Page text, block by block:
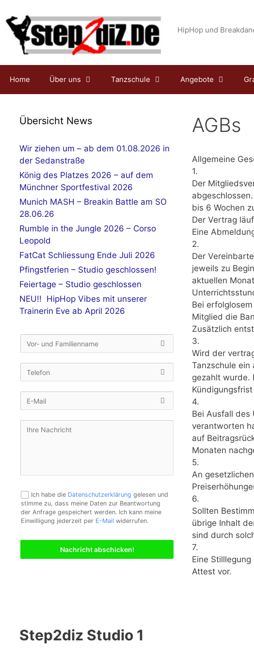
Inhalt
springen
HipHop und
Home Über uns Tanzschule Angebote
AGBs
Allgemeine
1.
Der
bis 6 Wochen
Der Vertrag
Eine
2.
Der
jeweils zu
aktuellen
Bei
Mitglied die
Zusätzlich
3.
Wird der
Tanzschule
gezahlt wurde.
4.
Bei Ausfall des
verantworten
auf
Monaten
5.
An
6.
Sollten
übrige Inhalt
sind durch
7.
Eine
Attest vor.
Übersicht News
Wir ziehen um – ab dem 01.08.2026 in
der Sedanstraße
König des Platzes 2026 – auf dem
Münchner Sportfestival 2026
Munich MASH – Breakin Battle am SO
28.06.26
Rumble in the Jungle 2026 – Corso
Leopold
FatCat Schliessung Ende Juli 2026
Pfingstferien – Studio geschlossen!
Feiertage – Studio geschlossen
NEU!! HipHop Vibes mit unserer
Trainerin Eve ab April 2026
Ich habe die Datenschutzerklärung gelesen und
stimme zu, dass meine Daten zur Beantwortung
der Anfrage gespeichert werden. Ich kann meine
Einwilligung jederzeit per E-Mail widerrufen.
Nachricht abschicken!
Step2diz Studio 1